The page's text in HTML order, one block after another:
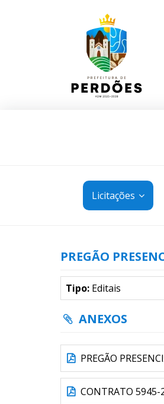
Licitações
PREGÃO
Tipo: Editais
ANEXOS
PREGÃO
CONTRATO 5945-